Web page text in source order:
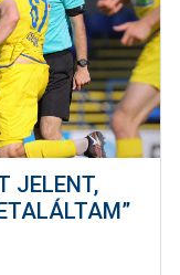
JELENT,